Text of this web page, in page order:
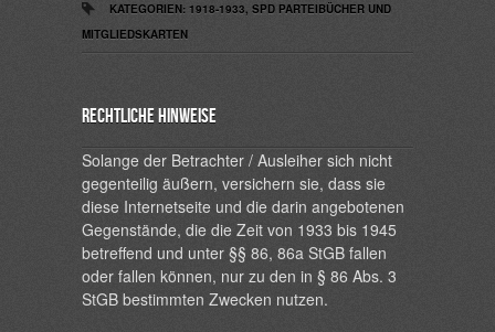
KATEGORIEN: 1918-1933, SPD PARTEIBÜCHER UND
MITGLIEDSKARTEN
Rechtliche Hinweise
Solange der Betrachter / Ausleiher sich nicht
gegenteilig äußern, versichern sie, dass sie
diese Internetseite und die darin angebotenen
Gegenstände, die die Zeit von 1933 bis 1945
betreffend und unter §§ 86, 86a StGB fallen
oder fallen können, nur zu den in § 86 Abs. 3
StGB bestimmten Zwecken nutzen.